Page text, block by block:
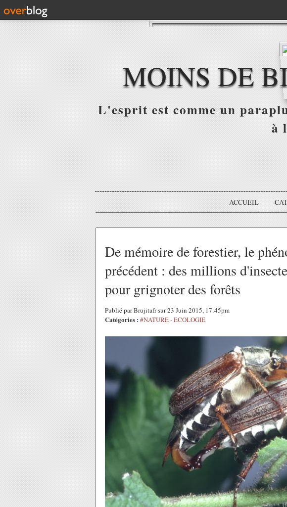
MOINS DE
L'esprit est comme un
à
ACCUEIL
De mémoire de forestier, le
précédent : des millions
pour grignoter des forêts
Publié par Brujitafr sur 23 Juin 2015, 17:45pm
Catégories : #NATURE - ECOLOGIE